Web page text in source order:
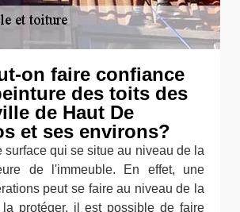
on faire confiance
des toits des
de Haut De
et ses environs?
surface qui se situe au niveau de la
de l'immeuble. En effet, une
peut se faire au niveau de la
la protéger, il est possible de faire